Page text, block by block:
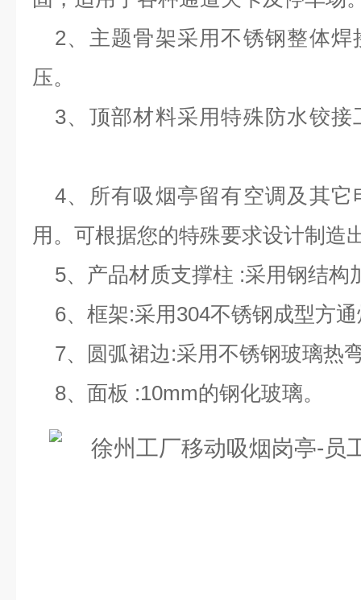
2、主题骨架采用不锈钢整体
压。
3、顶部材料采用特殊防水铰
4、所有吸烟亭留有空调及其
用。可根据您的特殊要求设计制造
5、产品材质支撑柱 :采用钢结构
6、框架:采用304不锈钢成型方
7、圆弧裙边:采用不锈钢玻璃热
8、面板 :10mm的钢化玻璃。